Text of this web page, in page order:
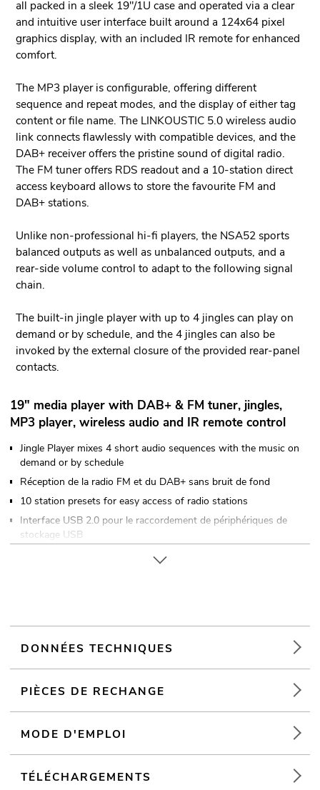
all packed in a sleek 19"/1U case and operated via a clear
and intuitive user interface built around a 124x64 pixel
graphics display, with an included IR remote for enhanced
comfort.
The MP3 player is configurable, offering different
sequence and repeat modes, and the display of either tag
content or file name. The LINKOUSTIC 5.0 wireless audio
link connects flawlessly with compatible devices, and the
DAB+ receiver offers the pristine sound of digital radio.
The FM tuner offers RDS readout and a 10-station direct
access keyboard allows to store the favourite FM and
DAB+ stations.
Unlike non-professional hi-fi players, the NSA52 sports
balanced outputs as well as unbalanced outputs, and a
rear-side volume control to adapt to the following signal
chain.
The built-in jingle player with up to 4 jingles can play on
demand or by schedule, and the 4 jingles can also be
invoked by the external closure of the provided rear-panel
contacts.
19" media player with DAB+ & FM tuner, jingles,
MP3 player, wireless audio and IR remote control
Jingle Player mixes 4 short audio sequences with the music on
demand or by schedule
Réception de la radio FM et du DAB+ sans bruit de fond
10 station presets for easy access of radio stations
Interface USB 2.0 pour le raccordement de périphériques de
stockage USB
Navigation dans les dossiers, fonctions de répétition et lecture
Bluetooth: A une portée de jusqu'à 10m dans les bâtiments
Vous trouverez de plus amples informations sur ce produit
dans la rubrique « Téléchargements » de la fiche technique
DONNÉES TECHNIQUES
PIÈCES DE RECHANGE
MODE D'EMPLOI
TÉLÉCHARGEMENTS